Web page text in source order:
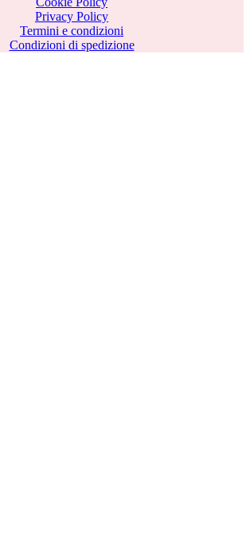
Privacy Policy
Termini e condizioni
Condizioni di spedizione